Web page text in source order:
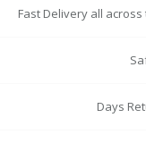
Fast Delivery all